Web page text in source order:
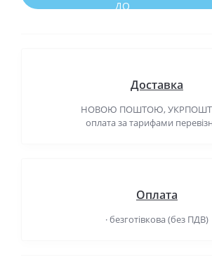
Доставка
НОВОЮ ПОШТОЮ,
оплата за тарифами
Оплата
· безготівкова (без ПДВ)